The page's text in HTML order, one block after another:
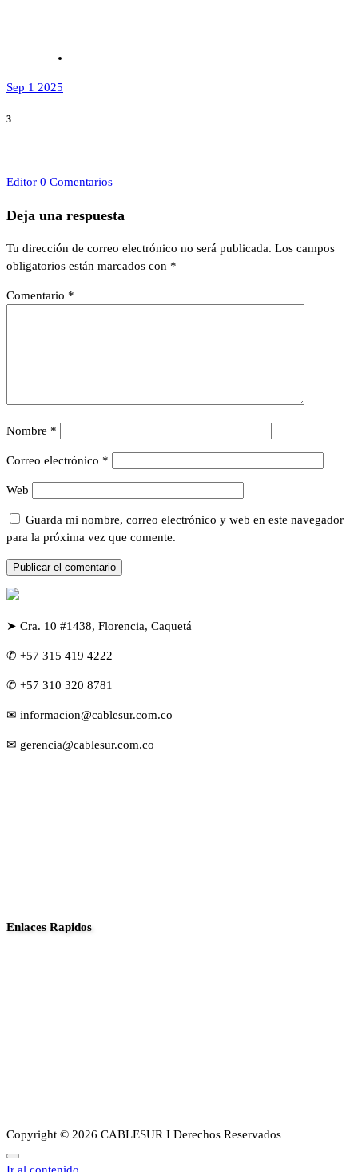
Sep 1 2025
3
Editor 0 Comentarios
Deja una respuesta
Tu dirección de correo electrónico no será publicada. Los campos
obligatorios están marcados con *
Comentario *
Nombre *
Correo electrónico *
Web
Guarda mi nombre, correo electrónico y web en este navegador
para la próxima vez que comente.
➤ Cra. 10 #1438, Florencia, Caquetá
✆ +57 315 419 4222
✆ +57 310 320 8781
✉ informacion@cablesur.com.co
✉ gerencia@cablesur.com.co
Enlaces Rapidos
Copyright © 2026 CABLESUR I Derechos Reservados